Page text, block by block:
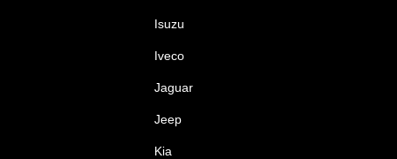
Isuzu
Iveco
Jaguar
Jeep
Kia